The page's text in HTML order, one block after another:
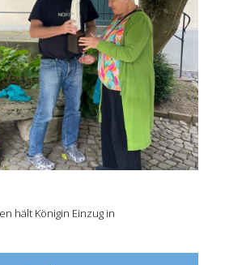
hält Königin Einzug in